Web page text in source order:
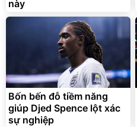
này
Bốn bến đỗ tiềm năng
giúp Djed Spence lột xác
sự nghiệp